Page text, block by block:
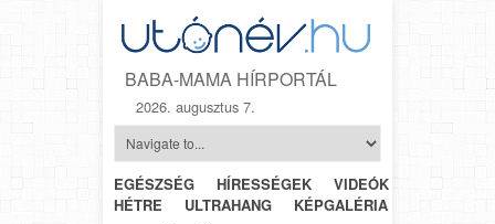
BABA-MAMA HÍRPORTÁL
2026. augusztus 7.
EGÉSZSÉG HÍRESSÉGEK VIDEÓK
HÉTRŐL-
HÉTRE
ULTRAHANG KÉPGALÉRIA